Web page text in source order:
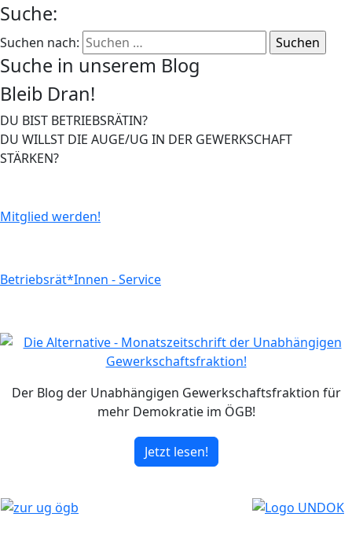
Suche:
Suchen nach:
Suche in unserem Blog
Bleib Dran!
DU BIST BETRIEBSRÄTIN?
DU WILLST DIE AUGE/UG IN DER GEWERKSCHAFT
STÄRKEN?
Mitglied werden!
Betriebsrät*Innen - Service
Der Blog der Unabhängigen Gewerkschaftsfraktion für
mehr Demokratie im ÖGB!
Jetzt lesen!